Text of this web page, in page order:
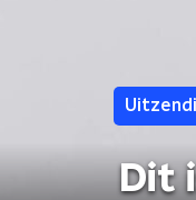
Dit